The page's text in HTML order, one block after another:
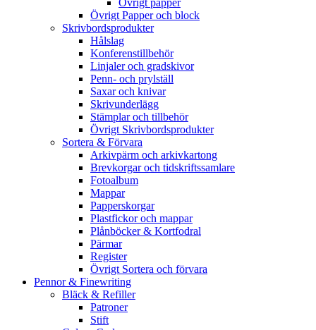
Övrigt papper
Övrigt Papper och block
Skrivbordsprodukter
Hålslag
Konferenstillbehör
Linjaler och gradskivor
Penn- och prylställ
Saxar och knivar
Skrivunderlägg
Stämplar och tillbehör
Övrigt Skrivbordsprodukter
Sortera & Förvara
Arkivpärm och arkivkartong
Brevkorgar och tidskriftssamlare
Fotoalbum
Mappar
Papperskorgar
Plastfickor och mappar
Plånböcker & Kortfodral
Pärmar
Register
Övrigt Sortera och förvara
Pennor & Finewriting
Bläck & Refiller
Patroner
Stift